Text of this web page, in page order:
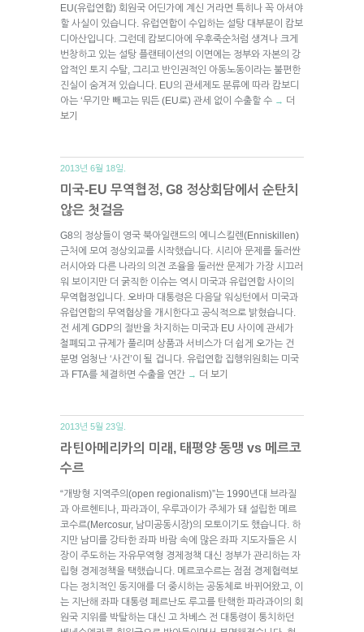
EU(유럽연합) 회원국 어딘가에 계신 거라면 특히나 꼭 아셔야
할 사실이 있습니다. 유럽연합이 수입하는 설탕 대부분이 캄보
디아산입니다. 그런데 캄보디아에 우후죽순처럼 생겨나 크게
번창하고 있는 설탕 플랜테이션의 이면에는 정부와 자본의 강
압적인 토지 수탈, 그리고 반인권적인 아동노동이라는 불편한
진실이 숨겨져 있습니다. EU의 관세제도 분류에 따라 캄보디
아는 ‘무기만 빼고는 뭐든 (EU로) 관세 없이 수출할 수 → 더
보기
2013년 6월 18일.
미국-EU 무역협정, G8 정상회담에서 순탄치
않은 첫걸음
G8의 정상들이 영국 북아일랜드의 에니스킬렌(Enniskillen)
근처에 모여 정상외교를 시작했습니다. 시리아 문제를 둘러싼
러시아와 다른 나라의 의견 조율을 둘러싼 문제가 가장 시끄러
워 보이지만 더 굵직한 이슈는 역시 미국과 유럽연합 사이의
무역협정입니다. 오바마 대통령은 다음달 워싱턴에서 미국과
유럽연합의 무역협상을 개시한다고 공식적으로 밝혔습니다.
전 세계 GDP의 절반을 차지하는 미국과 EU 사이에 관세가
철폐되고 규제가 풀리며 상품과 서비스가 더 쉽게 오가는 건
분명 엄청난 ‘사건’이 될 겁니다. 유럽연합 집행위원회는 미국
과 FTA를 체결하면 수출을 연간 → 더 보기
2013년 5월 23일.
라틴아메리카의 미래, 태평양 동맹 vs 메르코
수르
“개방형 지역주의(open regionalism)”는 1990년대 브라질
과 아르헨티나, 파라과이, 우루과이가 주체가 돼 설립한 메르
코수르(Mercosur, 남미공동시장)의 모토이기도 했습니다. 하
지만 남미를 강타한 좌파 바람 속에 많은 좌파 지도자들은 시
장이 주도하는 자유무역형 경제정책 대신 정부가 관리하는 자
립형 경제정책을 택했습니다. 메르코수르는 점점 경제협력보
다는 정치적인 동지애를 더 중시하는 공동체로 바뀌어왔고, 이
는 지난해 좌파 대통령 페르난도 루고를 탄핵한 파라과이의 회
원국 지위를 박탈하는 대신 고 차베스 전 대통령이 통치하던